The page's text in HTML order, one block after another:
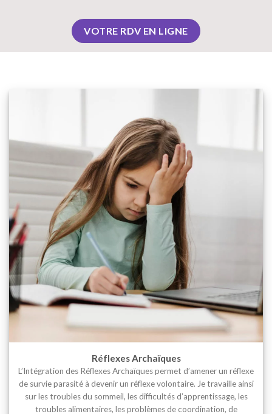
VOTRE RDV EN LIGNE
Réflexes Archaïques
L’Intégration des Réflexes Archaïques permet d’amener un réflexe
de survie parasité à devenir un réflexe volontaire. Je travaille ainsi
sur les troubles du sommeil, les difficultés d’apprentissage, les
troubles alimentaires, les problèmes de coordination, de